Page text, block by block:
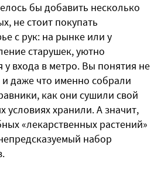
бы добавить несколько
не стоит покупать
с рук: на рынке или у
старушек, уютно
входа в метро. Вы понятия не
и даже что именно собрали
как они сушили свой
условиях хранили. А значит,
«лекарственных растений»
набор